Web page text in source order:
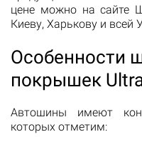
цене можно на сайте
Киеву, Харькову и всей
Особенности
покрышек
Автошины имеют
которых отметим: